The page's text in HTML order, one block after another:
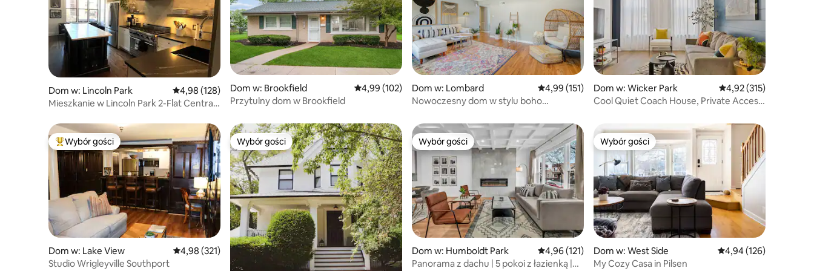
Dom w: Lincoln Park Średnia ocena: 4,98 na 5, liczba recenzji: 128
4,98 (128)
Mieszkanie w Lincoln Park 2-Flat Central
Dom w: Brookfield Średnia ocena: 4,99 na 5, liczba recenzji: 102
4,99 (102)
Przytulny dom w Brookfield
Dom w: Lombard Średnia ocena: 4,99 na 5, liczba recenzji: 151
4,99 (151)
Nowoczesny dom w stylu boho
Dom w: Wicker Park Średnia ocena: 4,92
4,92 (315)
Cool Quiet Coach House, Private Access
Najpopularniejsze z kategorii Wybór gości
Wybór gości
Dom w: Lake View Średnia ocena: 4,98 na 5, liczba recenzji: 321
4,98 (321)
Studio Wrigleyville Southport
Wybór gości
Wybór gości Wybór gości
Wybór gości
Dom w: Humboldt Park Średnia ocena: 4,96 na 5, liczba recenzji: 121
4,96 (121)
Panorama z dachu | 5 pokoi z łazienką |
Wybór gości
Wybór gości
Dom w: West Side Średnia ocena: 4,94
4,94 (126)
My Cozy Casa in Pilsen